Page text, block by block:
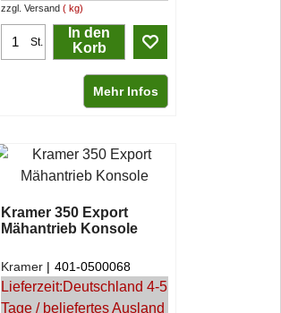
zzgl. Versand kg
St.
In den
Korb
Mehr Infos
Kramer 350 Export
Mähantrieb Konsole
Kramer 401-0500068
Lieferzeit:Deutschland 4-5
Tage / beliefertes Ausland